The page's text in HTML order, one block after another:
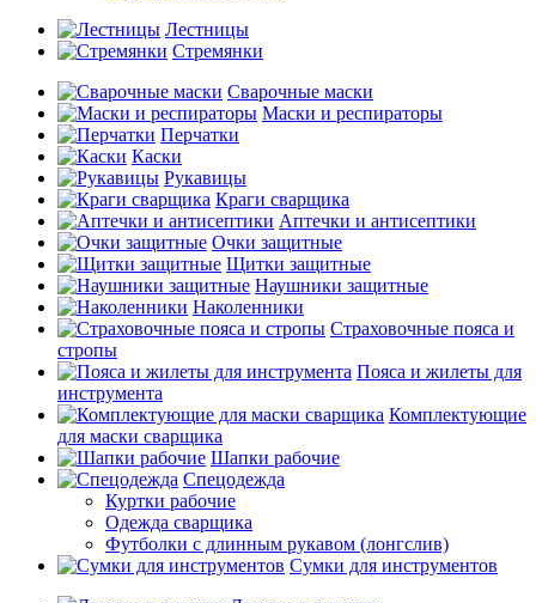
Лестницы
Стремянки
Сварочные маски
Маски и респираторы
Перчатки
Каски
Рукавицы
Краги сварщика
Аптечки и антисептики
Очки защитные
Щитки защитные
Наушники защитные
Наколенники
Страховочные пояса и
стропы
Пояса и жилеты для
инструмента
Комплектующие
для маски сварщика
Шапки рабочие
Спецодежда
Куртки рабочие
Одежда сварщика
Футболки с длинным рукавом (лонгслив)
Сумки для инструментов